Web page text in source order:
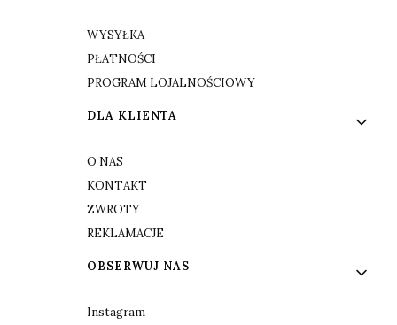
WYSYŁKA
PŁATNOŚCI
PROGRAM LOJALNOŚCIOWY
DLA KLIENTA
O NAS
KONTAKT
ZWROTY
REKLAMACJE
OBSERWUJ NAS
Instagram